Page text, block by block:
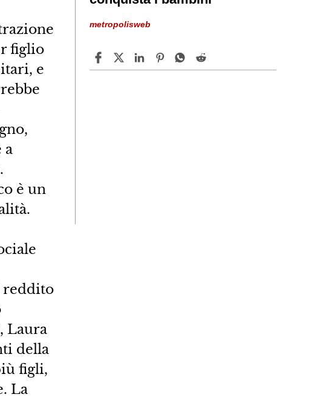
figlio
e
a
è un
reddito
Laura
della
figli,
La
metropolisweb